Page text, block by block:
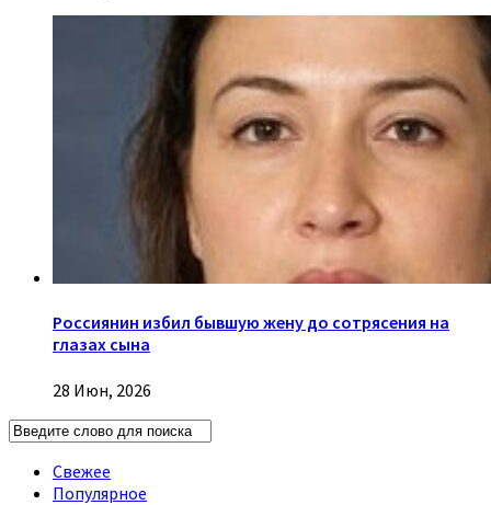
Россиянин избил бывшую жену до сотрясения на
глазах сына
28 Июн, 2026
Свежее
Популярное